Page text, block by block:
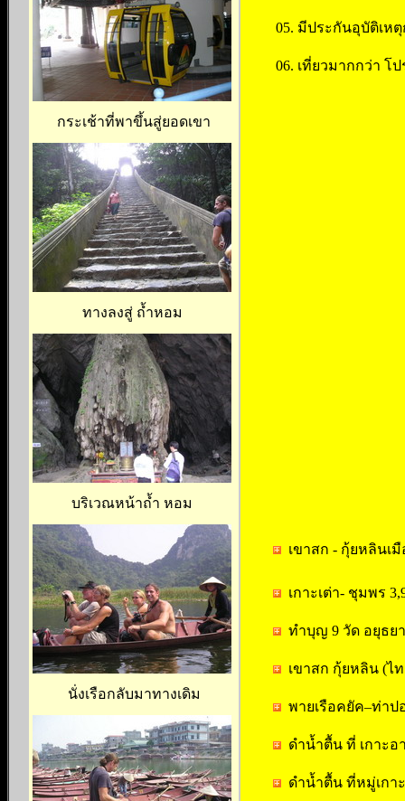
กระเช้าที่พาขึ้นสู่ยอดเขา
ทางลงสู่ ถ้ำหอม
บริเวณหน้าถ้ำ หอม
นั่งเรือกลับมาทางเดิม
05. มีประกันอุบัติเหตุ
06. เที่ยวมากกว่า โ
เขาสก - กุ้ยหลินเ
เกาะเต่า- ชุมพร
ทำบุญ 9 วัด อยุธย
เขาสก กุ้ยหลิน (ไ
พายเรือคยัค–ท่าป
ดำน้ำตื้น ที่ เกาะอ
ดำน้ำตื้น ที่หมู่เกา